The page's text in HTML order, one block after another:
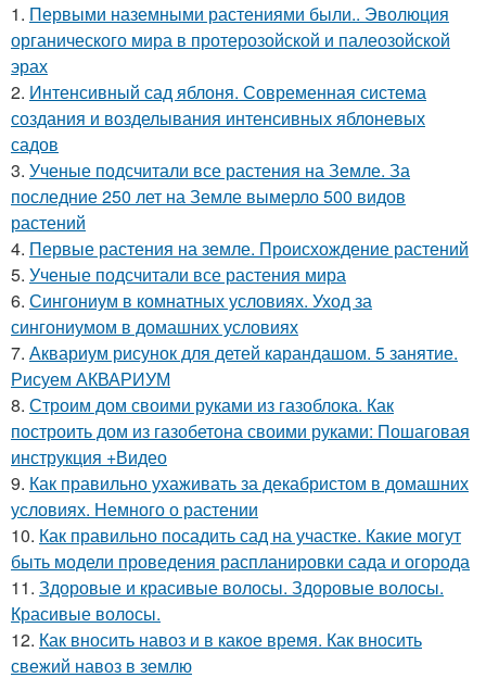
1. Первыми наземными растениями были.. Эволюция
органического мира в протерозойской и палеозойской
эрах
2. Интенсивный сад яблоня. Современная система
создания и возделывания интенсивных яблоневых
садов
3. Ученые подсчитали все растения на Земле. За
последние 250 лет на Земле вымерло 500 видов
растений
4. Первые растения на земле. Происхождение растений
5. Ученые подсчитали все растения мира
6. Сингониум в комнатных условиях. Уход за
сингониумом в домашних условиях
7. Аквариум рисунок для детей карандашом. 5 занятие.
Рисуем АКВАРИУМ
8. Строим дом своими руками из газоблока. Как
построить дом из газобетона своими руками: Пошаговая
инструкция +Видео
9. Как правильно ухаживать за декабристом в домашних
условиях. Немного о растении
10. Как правильно посадить сад на участке. Какие могут
быть модели проведения распланировки сада и огорода
11. Здоровые и красивые волосы. Здоровые волосы.
Красивые волосы.
12. Как вносить навоз и в какое время. Как вносить
свежий навоз в землю